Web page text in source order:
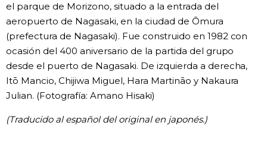
el parque de Morizono, situado a la entrada del
aeropuerto de Nagasaki, en la ciudad de Ōmura
(prefectura de Nagasaki). Fue construido en 1982 con
ocasión del 400 aniversario de la partida del grupo
desde el puerto de Nagasaki. De izquierda a derecha,
Itō Mancio, Chijiwa Miguel, Hara Martināo y Nakaura
Julian. (Fotografía: Amano Hisaki)
(Traducido al español del original en japonés.)